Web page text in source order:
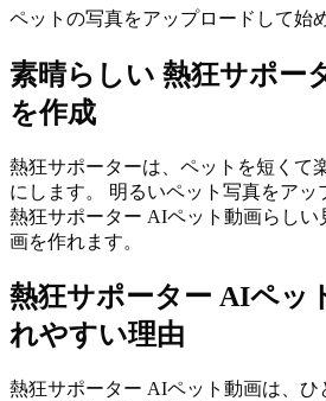
ペットの写真をアップロードして始
素晴らしい 熱狂サポー
を作成
熱狂サポーターは、ペットを短くて
にします。 明るいペット写真をアッ
熱狂サポーター AIペット動画らし
画を作れます。
熱狂サポーター AIペッ
れやすい理由
熱狂サポーター AIペット動画は、ひ